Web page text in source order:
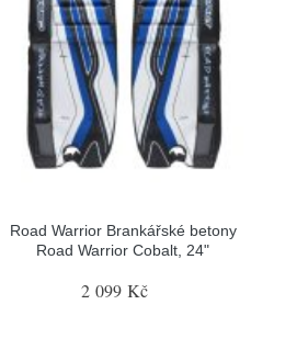
Road Warrior Brankářské betony
Road Warrior Cobalt, 24"
2 099 Kč